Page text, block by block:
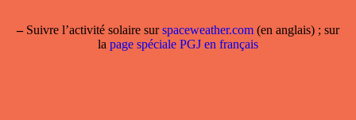
–Suivre l’activité solaire surspaceweather.com (en anglais) ; sur
la page spéciale PGJ en français